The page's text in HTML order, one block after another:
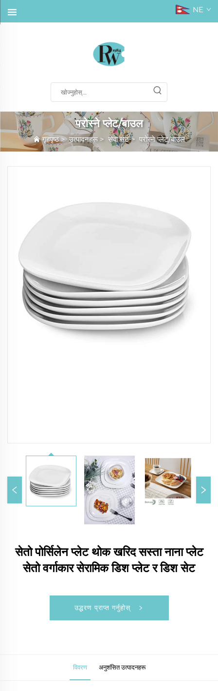
NE
परोस्ने प्लेट/बाउल
गृहपृष्ठ> उत्पादनहरू > सेवा सेट> परोस्ने प्लेट/बाउल
सेतो पोर्सिलेन प्लेट थोक खरिद सस्ता नाना प्लेट
सेतो वर्गाकार सेरामिक डिश प्लेट र डिश सेट
उद्धरण प्राप्त गर्नुहोस्
विवरण अनुशंसित उत्पादनहरू